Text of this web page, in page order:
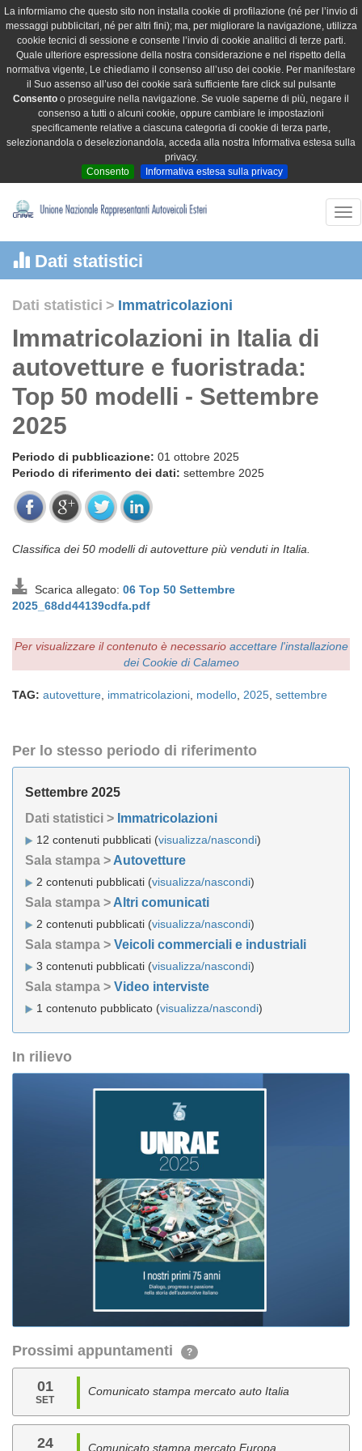
La informiamo che questo sito non installa cookie di profilazione (né per l’invio di
messaggi pubblicitari, né per altri fini); ma, per migliorare la navigazione, utilizza
cookie tecnici di sessione e consente l’invio di cookie analitici di terze parti.
Quale ulteriore espressione della nostra considerazione e nel rispetto della
normativa vigente, Le chiediamo il consenso all’uso dei cookie. Per manifestare
il Suo assenso all’uso dei cookie sarà sufficiente fare click sul pulsante
Consento o proseguire nella navigazione. Se vuole saperne di più, negare il
consenso a tutti o alcuni cookie, oppure cambiare le impostazioni
specificamente relative a ciascuna categoria di cookie di terza parte,
selezionandola o deselezionandola, acceda alla nostra Informativa estesa sulla
privacy.
Consento
Informativa estesa sulla privacy
Dati statistici
Dati statistici > Immatricolazioni
Immatricolazioni in Italia di
autovetture e fuoristrada:
Top 50 modelli - Settembre
2025
Periodo di pubblicazione: 01 ottobre 2025
Periodo di riferimento dei dati: settembre 2025
Classifica dei 50 modelli di autovetture più venduti in Italia.
Scarica allegato: 06 Top 50 Settembre
2025_68dd44139cdfa.pdf
Per visualizzare il contenuto è necessario accettare l'installazione
dei Cookie di Calameo
TAG: autovetture immatricolazioni modello 2025 settembre
Per lo stesso periodo di riferimento
Settembre 2025
Dati statistici > Immatricolazioni
12 contenuti pubblicati (visualizza/nascondi)
Sala stampa > Autovetture
2 contenuti pubblicati (visualizza/nascondi)
Sala stampa > Altri comunicati
2 contenuti pubblicati (visualizza/nascondi)
Sala stampa > Veicoli commerciali e industriali
3 contenuti pubblicati (visualizza/nascondi)
Sala stampa > Video interviste
1 contenuto pubblicato (visualizza/nascondi)
In rilievo
Prossimi appuntamenti ?
01
SET
Comunicato stampa mercato auto Italia
24 Comunicato stampa mercato Europa